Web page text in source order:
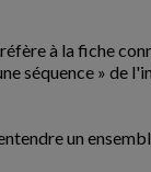
à la fiche
séquence » de
un